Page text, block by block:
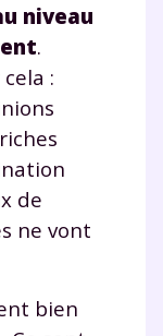
niveau
.
:
de
ne vont
bien